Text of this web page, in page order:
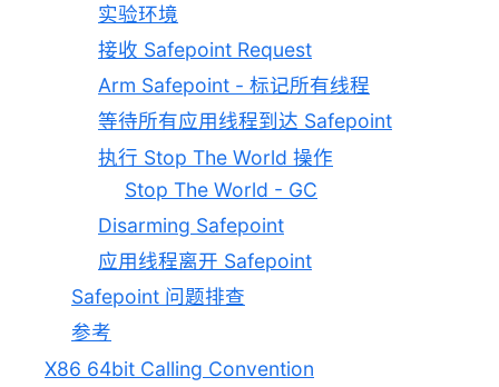
实验环境
接收 Safepoint Request
Arm Safepoint - 标记所有线程
等待所有应用线程到达 Safepoint
执行 Stop The World 操作
Stop The World - GC
Disarming Safepoint
应用线程离开 Safepoint
Safepoint 问题排查
参考
X86 64bit Calling Convention